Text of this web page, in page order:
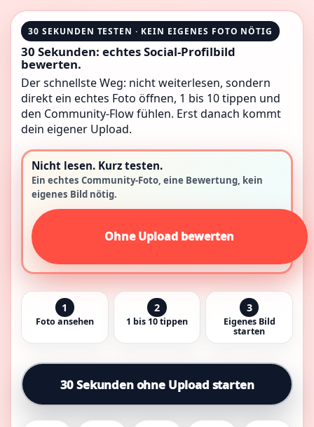
30 SEKUNDEN TESTEN · KEIN EIGENES FOTO NÖTIG
30 Sekunden: echtes Social-Profilbild
bewerten.
Der schnellste Weg: nicht weiterlesen, sondern
direkt ein echtes Foto öffnen, 1 bis 10 tippen und
den Community-Flow fühlen. Erst danach kommt
dein eigener Upload.
Nicht lesen. Kurz testen.
Ein echtes Community-Foto, eine Bewertung, kein
eigenes Bild nötig.
Ohne Upload bewerten
1
Foto ansehen
2
1 bis 10 tippen
3
Eigenes Bild
starten
30 Sekunden ohne Upload starten